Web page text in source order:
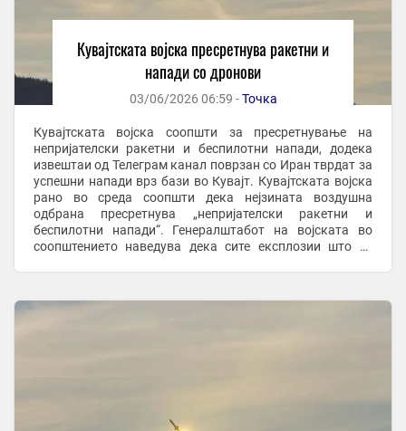
Кувајтската војска пресретнува ракетни и
напади со дронови
03/06/2026 06:59 -Точка
Кувајтската војска соопшти за пресретнување на
непријателски ракетни и беспилотни напади, додека
извештаи од Телеграм канал поврзан со Иран тврдат за
успешни напади врз бази во Кувајт. Кувајтската војска
рано во среда соопшти дека нејзината воздушна
одбрана пресретнува „непријателски ракетни и
беспилотни напади“. Генералштабот на војската во
соопштението наведува дека сите експлозии што ги